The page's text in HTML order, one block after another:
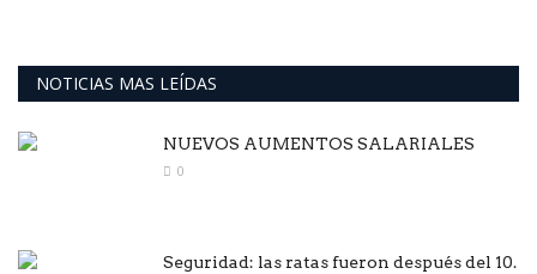
NOTICIAS MAS LEÍDAS
NUEVOS AUMENTOS SALARIALES
0
Seguridad: las ratas fueron después del 10.